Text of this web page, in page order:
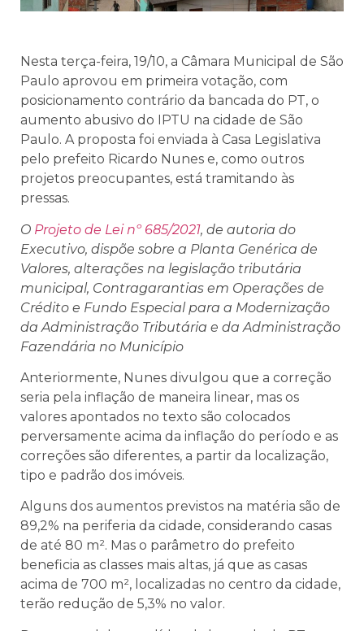
Nesta terça-feira, 19/10, a Câmara Municipal de São
Paulo aprovou em primeira votação, com
posicionamento contrário da bancada do PT, o
aumento abusivo do IPTU na cidade de São
Paulo. A proposta foi enviada à Casa Legislativa
pelo prefeito Ricardo Nunes e, como outros
projetos preocupantes, está tramitando às
pressas.
O Projeto de Lei nº 685/2021, de autoria do
Executivo, dispõe sobre a Planta Genérica de
Valores, alterações na legislação tributária
municipal, Contragarantias em Operações de
Crédito e Fundo Especial para a Modernização
da Administração Tributária e da Administração
Fazendária no Município
Anteriormente, Nunes divulgou que a correção
seria pela inflação de maneira linear, mas os
valores apontados no texto são colocados
perversamente acima da inflação do período e as
correções são diferentes, a partir da localização,
tipo e padrão dos imóveis.
Alguns dos aumentos previstos na matéria são de
89,2% na periferia da cidade, considerando casas
de até 80 m². Mas o parâmetro do prefeito
beneficia as classes mais altas, já que as casas
acima de 700 m², localizadas no centro da cidade,
terão redução de 5,3% no valor.